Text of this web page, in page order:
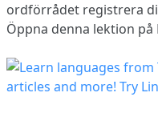
ordförrådet registrera
Öppna denna lektion på